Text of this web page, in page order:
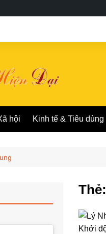
hội Kinh tế & Tiêu dùng
Thẻ: